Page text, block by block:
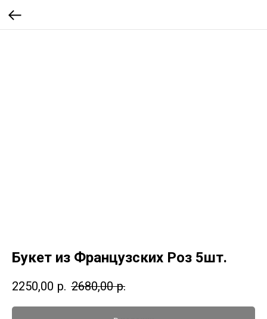
Букет из Французских Роз 5шт.
2250,00 р. 2680,00 р.